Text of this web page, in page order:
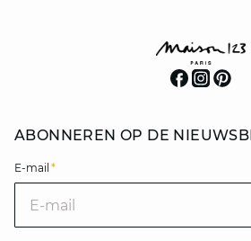
ABONNEREN OP DE
E-mail *